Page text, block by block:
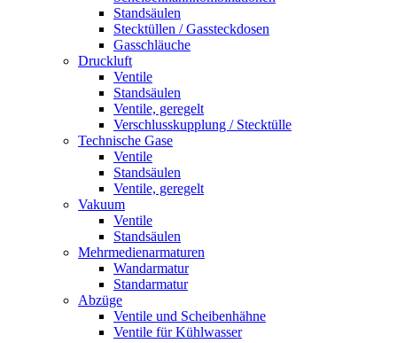
Standsäulen
Stecktüllen / Gassteckdosen
Gasschläuche
Druckluft
Ventile
Standsäulen
Ventile, geregelt
Verschlusskupplung / Stecktülle
Technische Gase
Ventile
Standsäulen
Ventile, geregelt
Vakuum
Ventile
Standsäulen
Mehrmedienarmaturen
Wandarmatur
Standarmatur
Abzüge
Ventile und Scheibenhähne
Ventile für Kühlwasser